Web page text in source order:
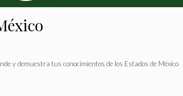
y demuestra tus conocimientos de los Estados de México